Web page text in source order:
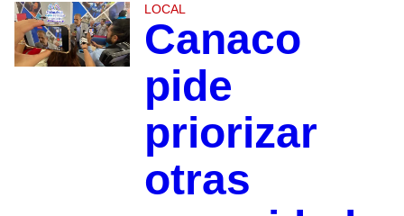
LOCAL
Canaco
pide
priorizar
otras